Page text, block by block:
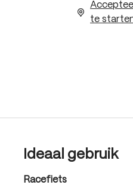
te
Ideaal gebruik
Racefiets